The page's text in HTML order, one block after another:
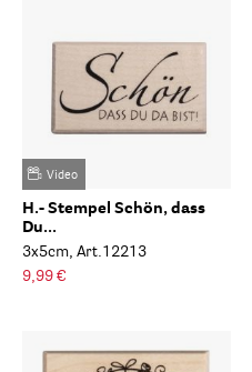
Video
H.- Stempel Schön, dass
Du...
3x5cm, Art.12213
9,99 €